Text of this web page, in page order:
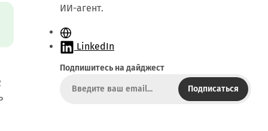
ИИ-агент.
С
а
т
LinkedIn
Подпишитесь на дайджест
Подписаться